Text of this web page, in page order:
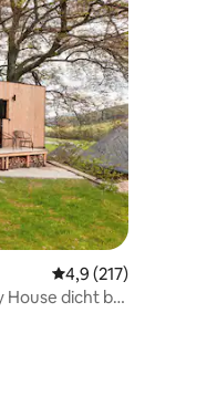
recensies
Gemiddelde
4,9 (217)
House dicht bij